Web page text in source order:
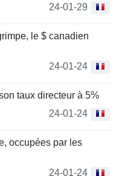
24-01-29
le $ canadien
24-01-24
taux directeur à 5%
24-01-24
occupées par les
24-01-24